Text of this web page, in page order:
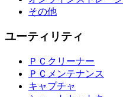
その他
ユーティリティ
ＰＣクリーナー
ＰＣメンテナンス
キャプチャ